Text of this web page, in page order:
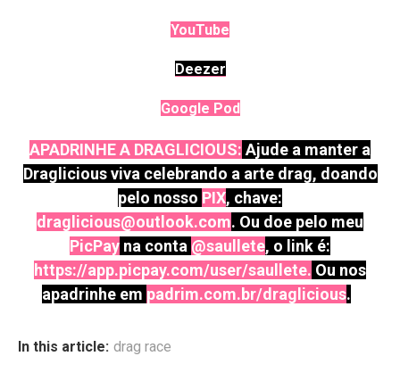
YouTube
Deezer
Google Pod
APADRINHE A DRAGLICIOUS: Ajude a manter a
Draglicious viva celebrando a arte drag, doando
pelo nosso PIX, chave:
draglicious@outlook.com. Ou doe pelo meu
PicPay na conta @saullete, o link é:
https://app.picpay.com/user/saullete. Ou nos
apadrinhe em padrim.com.br/draglicious.
In this article: drag race